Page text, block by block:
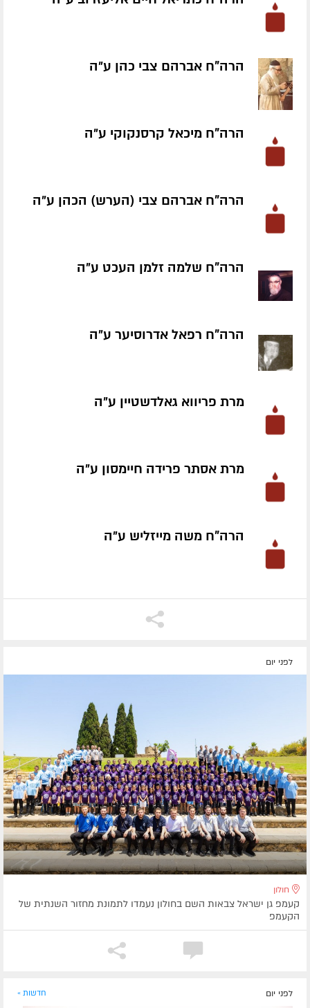
הרה"ח אברהם צבי כהן ע״ה
הרה"ח מיכאל קרסנקוקי ע״ה
הרה"ח אברהם צבי (הערש) הכהן ע״ה
הרה"ח שלמה זלמן העכט ע״ה
הרה"ח רפאל אדרוסיער ע״ה
מרת פריווא גאלדשטיין ע״ה
מרת אסתר פרידה חיימסון ע״ה
הרה"ח משה מייזליש ע״ה
לפני יום
חולון
קעמפ גן ישראל צבאות השם בחולון נעמדו לתמונת מחזור השנתית של
הקעמפ
לפני יום חדשות »